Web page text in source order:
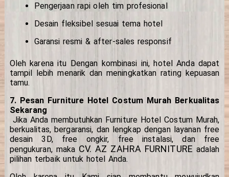
Pengerjaan rapi oleh tim profesional
Desain fleksibel sesuai tema hotel
Garansi resmi & after-sales responsif
Oleh karena itu Dengan kombinasi ini, hotel Anda dapat
tampil lebih menarik dan meningkatkan rating kepuasan
tamu.
7. Pesan Furniture Hotel Costum Murah Berkualitas
Sekarang
Jika Anda membutuhkan Furniture Hotel Costum Murah,
berkualitas, bergaransi, dan lengkap dengan layanan free
desain 3D, free ongkir, free instalasi, dan free
pengukuran, maka CV. AZ ZAHRA FURNITURE adalah
pilihan terbaik untuk hotel Anda.